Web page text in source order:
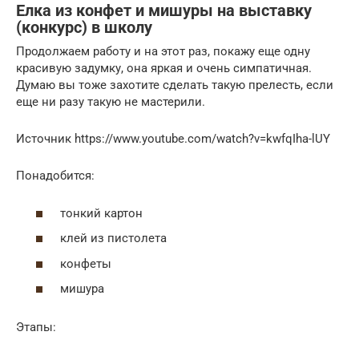
Елка из конфет и мишуры на выставку
(конкурс) в школу
Продолжаем работу и на этот раз, покажу еще одну
красивую задумку, она яркая и очень симпатичная.
Думаю вы тоже захотите сделать такую прелесть, если
еще ни разу такую не мастерили.
Источник https://www.youtube.com/watch?v=kwfqIha-lUY
Понадобится:
тонкий картон
клей из пистолета
конфеты
мишура
Этапы: